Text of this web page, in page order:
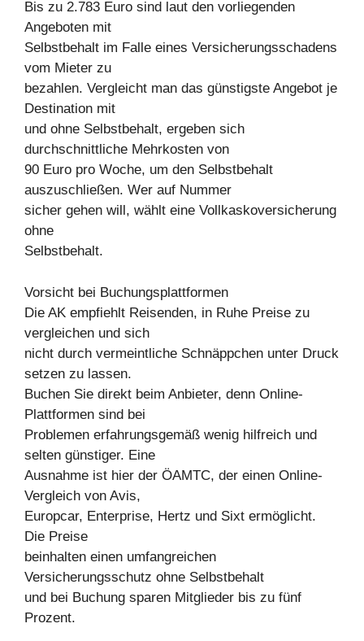
Bis zu 2.783 Euro sind laut den vorliegenden
Angeboten mit
Selbstbehalt im Falle eines Versicherungsschadens
vom Mieter zu
bezahlen. Vergleicht man das günstigste Angebot je
Destination mit
und ohne Selbstbehalt, ergeben sich
durchschnittliche Mehrkosten von
90 Euro pro Woche, um den Selbstbehalt
auszuschließen. Wer auf Nummer
sicher gehen will, wählt eine Vollkaskoversicherung
ohne
Selbstbehalt.
Vorsicht bei Buchungsplattformen
Die AK empfiehlt Reisenden, in Ruhe Preise zu
vergleichen und sich
nicht durch vermeintliche Schnäppchen unter Druck
setzen zu lassen.
Buchen Sie direkt beim Anbieter, denn Online-
Plattformen sind bei
Problemen erfahrungsgemäß wenig hilfreich und
selten günstiger. Eine
Ausnahme ist hier der ÖAMTC, der einen Online-
Vergleich von Avis,
Europcar, Enterprise, Hertz und Sixt ermöglicht.
Die Preise
beinhalten einen umfangreichen
Versicherungsschutz ohne Selbstbehalt
und bei Buchung sparen Mitglieder bis zu fünf
Prozent.